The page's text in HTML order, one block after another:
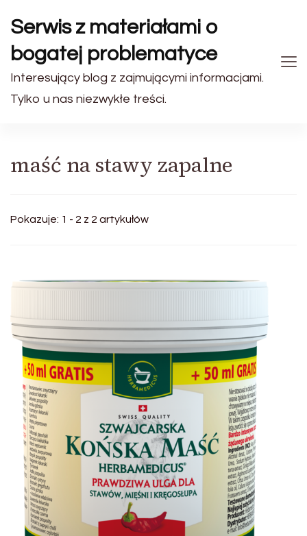
Serwis z materiałami o
bogatej problematyce
Interesujący blog z zajmującymi informacjami.
Tylko u nas niezwykłe treści.
maść na stawy zapalne
Pokazuje: 1 - 2 z 2 artykułów